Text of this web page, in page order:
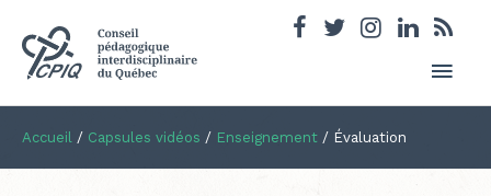
Accueil / Capsules vidéos / Enseignement / Évaluation